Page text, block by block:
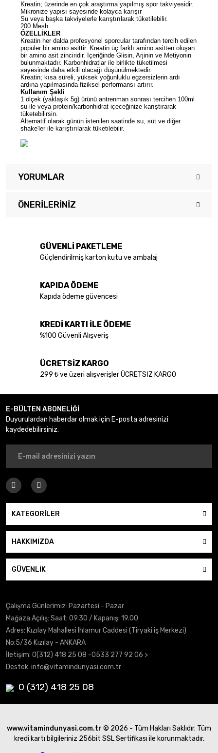
Kreatin; üzerinde en çok araştırma yapılmış spor takviyesidir.
Mikronize yapısı sayesinde kolayca karışır
Su veya başka takviyelerle karıştırılarak tüketilebilir.
200 Mesh
ÖZELLİKLER
Kreatin her dalda profesyonel sporcular tarafından tercih edilen
popüler bir amino asittir. Kreatin üç farklı amino asitten oluşan
bir amino asit zinciridir. İçeriğinde Glisin, Arjinin ve Metiyonin
bulunmaktadır. Karbonhidratlar ile birlikte tüketilmesi
sayesinde daha etkili olacağı düşünülmektedir.
Kreatin; kısa süreli, yüksek yoğunluklu egzersizlerin ardı
ardına yapılmasında fiziksel performansı artırır.
Kullanım Şekli
1 ölçek (yaklaşık 5g) ürünü antrenman sonrası tercihen 100ml
su ile veya protein/karbonhidrat içeceğinize karıştırarak
tüketebilirsin.
Alternatif olarak günün istenilen saatinde su, süt ve diğer
shake'ler ile karıştırılarak tüketilebilir.
YORUMLAR
Bu ürüne ilk yorumu siz yapın!
ÖNERILERINIZ
tarafımıza iletebilirsiniz.
Görüş ve önerileriniz için teşekkür ederiz.
Ürün açıklamasında eksik bilgiler bulunuyor.
Ürün bilgilerinde hatalar bulunuyor.
Bu ürüne benzer farklı alternatifler olmalı.
Gönder
GÜVENLİ PAKETLEME
Güçlendirilmiş karton kutu ve ambalaj
KAPIDA ÖDEME
Kapıda ödeme güvencesi
KREDİ KARTI İLE ÖDEME
%100 Güvenli Alışveriş
ÜCRETSİZ KARGO
299 ₺ ve üzeri alışverişler ÜCRETSİZ KARGO
E-BÜLTEN ABONELİĞİ
Duyurulardan haberdar olmak için E-posta adresinizi
kaydedebilirsiniz.
KATEGORİLER
HAKKIMIZDA
GÜVENLİK
Çalışma Günlerimiz: Pazartesi - Pazar
Mağaza Açılış: Saat: 09.30 / Kapanış: 19.00
Adres: Kızılay Mahallesi Ihlamur Caddesi (Tiryaki iş Merkezi)
No:5/36 Kızılay - ANKARA
İletişim: 0(312) 418 25 08 -0533 277 92 06 >
Destek: info@vitamindunyasi.com.tr
0 (312) 418 25 08
www.vitamindunyasi.com.tr © 2026 - Tüm Hakları Saklıdır. Tüm
kredi kartı bilgileriniz 256bit SSL Sertifikası ile korunmaktadır.